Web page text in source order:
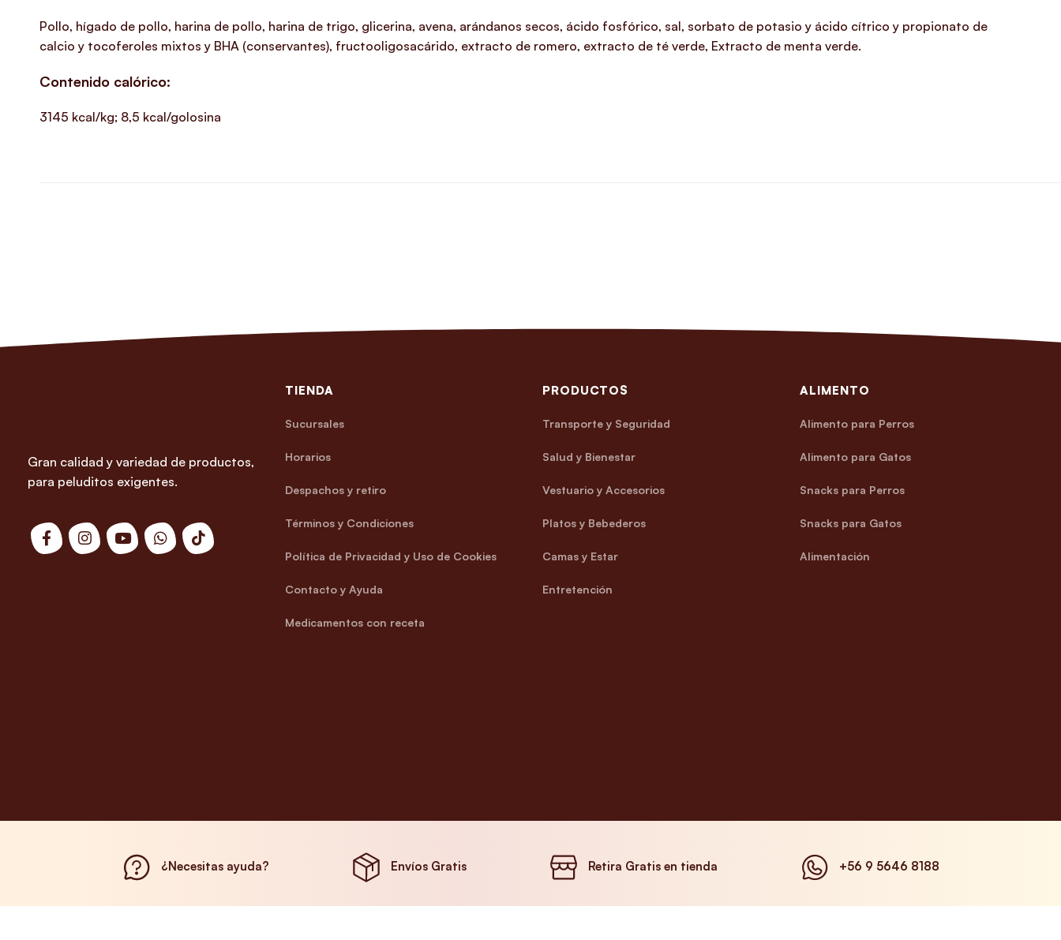
Pollo, hígado de pollo, harina de pollo, harina de trigo, glicerina, avena, arándanos secos, ácido fosfórico, sal, sorbato de potasio y ácido cítrico y propionato de
calcio y tocoferoles mixtos y BHA (conservantes), fructooligosacárido, extracto de romero, extracto de té verde, Extracto de menta verde.
Contenido calórico:
3145 kcal/kg; 8,5 kcal/golosina
Gran calidad y variedad de productos,
para peluditos exigentes.
TIENDA
Sucursales
Horarios
Despachos y retiro
Términos y Condiciones
Política de Privacidad y Uso de Cookies
Contacto y Ayuda
Medicamentos con receta
PRODUCTOS
Transporte y Seguridad
Salud y Bienestar
Vestuario y Accesorios
Platos y Bebederos
Camas y Estar
Entretención
ALIMENTO
Alimento para Perros
Alimento para Gatos
Snacks para Perros
Snacks para Gatos
Alimentación
¿Necesitas ayuda? Envíos Gratis Retira Gratis en tienda +56 9 5646 8188